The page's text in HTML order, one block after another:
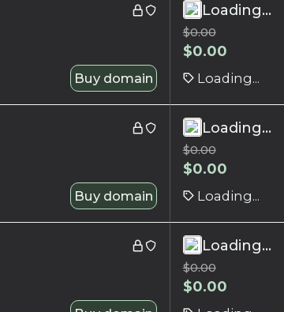
Buy domain
Loading...
$0.00
$0.00
Loading...
Buy domain
Loading...
$0.00
$0.00
Loading...
Loading...
$0.00
$0.00